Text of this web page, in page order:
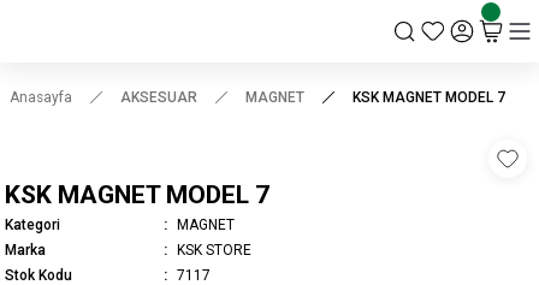
Anasayfa AKSESUAR MAGNET KSK MAGNET MODEL 7
KSK MAGNET MODEL 7
Kategori
MAGNET
Marka
KSK STORE
Stok Kodu
7117